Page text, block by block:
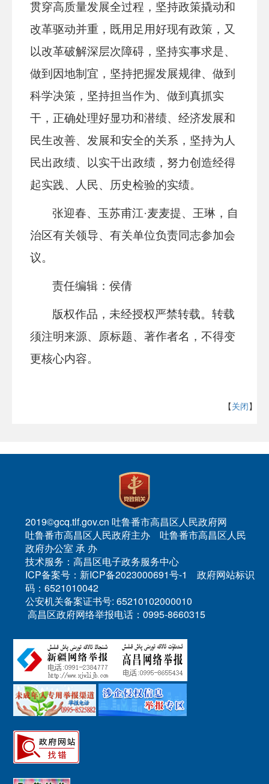
贯穿高质量发展全过程，坚持政策撬动和
改革驱动并重，既用足用好现有政策，又
以改革破解深层次障碍，坚持实事求是、
做到因地制宜， 坚持把握发展规律、做到
科学决策，坚持担当作为、做到真抓实
干，正确处理好显功和潜绩、经济发展和
民生改善、发展和安全的关系，坚持为人
民出政绩、以实干出政绩，努力创造经得
起实践、人民、历史检验的实绩。
张迎春、玉苏甫江·麦麦提、王琳，自
治区有关领导、有关单位负责同志参加会
议。
责任编辑：侯倩
版权作品，未经授权严禁转载。转载
须注明来源、原标题、著作者名，不得变
更核心内容。
【关闭】
2019©gcq.tlf.gov.cn 吐鲁番市高昌区人民政府网
吐鲁番市高昌区人民政府主办 吐鲁番市高昌区人民
政府办公室 承 办
技术服务：高昌区电子政务服务中心
ICP备案号：新ICP备2023000691号-1 政府网站标识
码：6521010042
公安机关备案证书号: 65210102000010
高昌区政府网络举报电话：0995-8660315